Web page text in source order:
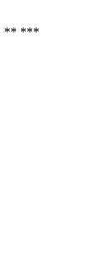
** ***